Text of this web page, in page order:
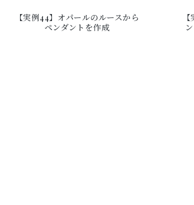
【実例44】オパールのルースから
ペンダントを作成